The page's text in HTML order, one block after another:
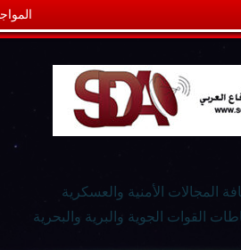
الأمنية والعسكرية
القوات الجوية والبرية والبحرية